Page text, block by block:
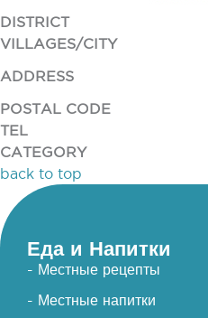
DISTRICT
VILLAGES/CITY
ADDRESS
POSTAL CODE
TEL
CATEGORY
back to top
Еда и Напитки
- Местные рецепты
- Местные напитки